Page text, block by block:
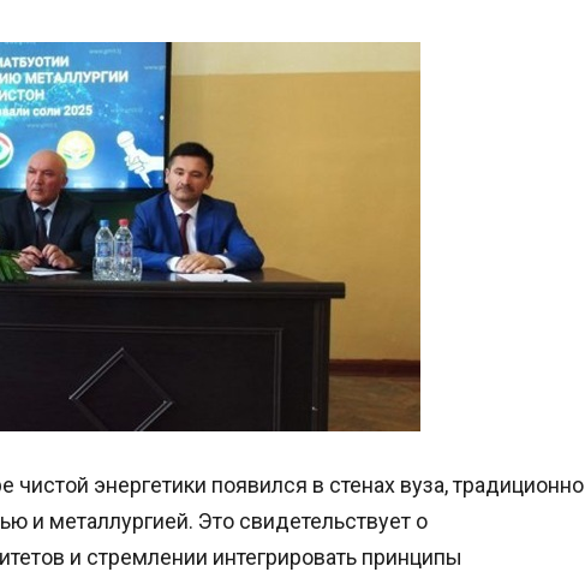
энергетики появился в стенах вуза, традиционно
металлургией. Это свидетельствует о
и стремлении интегрировать принципы